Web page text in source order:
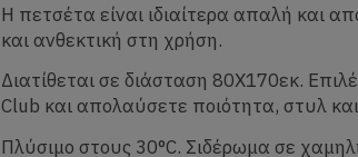
Η πετσέτα είναι ιδιαίτερα απαλή και
και ανθεκτική στη χρήση.
Διατίθεται σε διάσταση 80X170εκ.
Club και απολαύσετε ποιότητα, στυλ
Πλύσιμο στους 30°C. Σιδέρωμα σε